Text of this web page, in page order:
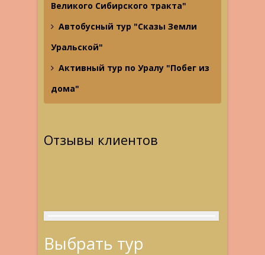
Великого Сибирского тракта"
Автобусный тур "Сказы Земли
Уральской"
Активный тур по Уралу "Побег из
дома"
Отзывы клиентов
Выбрать тур